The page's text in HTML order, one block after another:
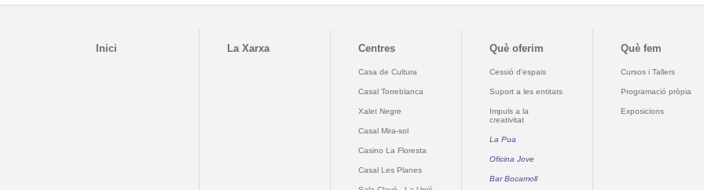
Inici La Xarxa Centres
Casa de Cultura
Casal Torreblanca
Xalet Negre
Casal Mira-sol
Casino La Floresta
Casal Les Planes
Què oferim
Cessió d'espais
Suport a les entitats
Impuls a la
creativitat
La Pua
Oficina Jove
Bar Bocamoll
Què fem
Cursos i Tallers
Programació pròpia
Exposicions